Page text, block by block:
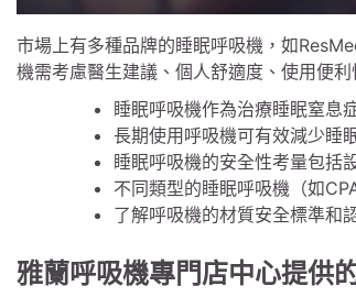
市場上有多種品牌的睡眠呼吸機，如
機需考慮醫生建議、個人舒適度、使用便
睡眠呼吸機作為治療睡眠窒息
長期使用呼吸機可有效減少睡
睡眠呼吸機的安全性考量包括
不同類型的睡眠呼吸機（如
了解呼吸機的材質安全標準和
雅蘭呼吸機專門店中心提供